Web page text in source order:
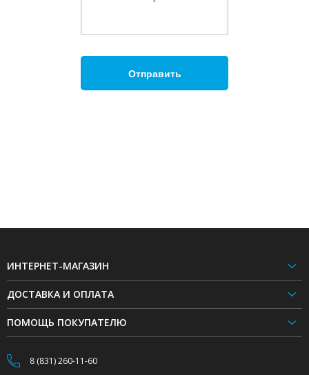
ИНТЕРНЕТ-МАГАЗИН
ДОСТАВКА И ОПЛАТА
ПОМОЩЬ ПОКУПАТЕЛЮ
8 (831) 260-11-60